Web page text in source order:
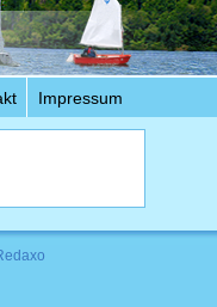
Impressum